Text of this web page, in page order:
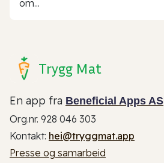
om...
Trygg Mat
En app fra Beneficial Apps AS
Org.nr. 928 046 303
Kontakt: hei@tryggmat.app
Presse og samarbeid